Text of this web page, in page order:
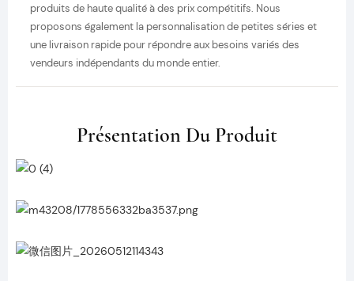
produits de haute qualité à des prix compétitifs. Nous
proposons également la personnalisation de petites séries et
une livraison rapide pour répondre aux besoins variés des
vendeurs indépendants du monde entier.
Présentation Du Produit